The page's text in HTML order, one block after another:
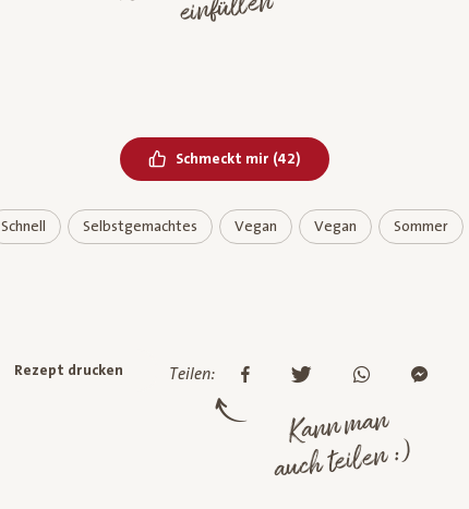
Schmeckt mir Bereits geliked
(42)
Schnell Selbstgemachtes Vegan Vegan Sommer
Rezept drucken Teilen:
Kann man
auch teilen :)